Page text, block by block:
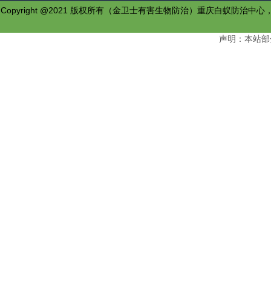
Copyright @2021 版权所有（金卫士有害生物防治）重庆白蚁防治中
声明：本站